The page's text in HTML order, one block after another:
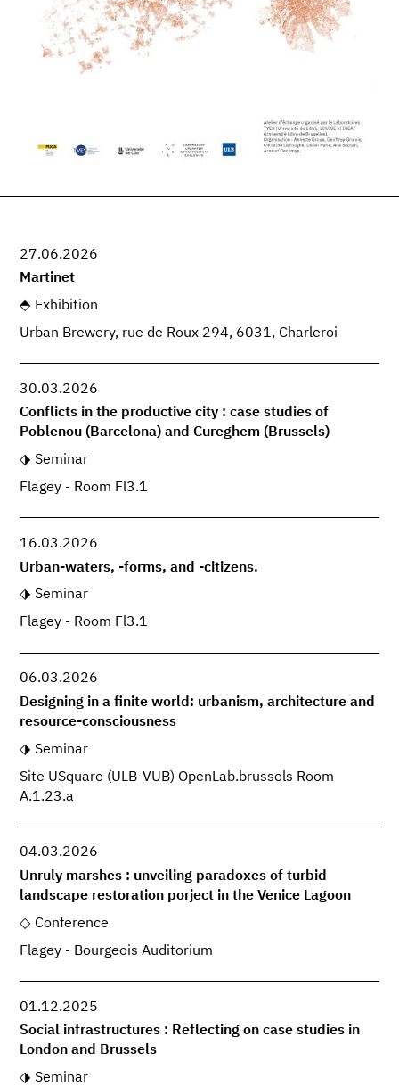
27.06.2026
Martinet
Exhibition
Urban Brewery, rue de Roux 294, 6031, Charleroi
30.03.2026
Conflicts in the productive city : case studies of
Poblenou (Barcelona) and Cureghem (Brussels)
Seminar
Flagey - Room Fl3.1
16.03.2026
Urban-waters, -forms, and -citizens.
Seminar
Flagey - Room Fl3.1
06.03.2026
Designing in a finite world: urbanism, architecture and
resource-consciousness
Seminar
Site USquare (ULB-VUB) OpenLab.brussels Room
A.1.23.a
04.03.2026
Unruly marshes : unveiling paradoxes of turbid
landscape restoration porject in the Venice Lagoon
Conference
Flagey - Bourgeois Auditorium
01.12.2025
Social infrastructures : Reflecting on case studies in
London and Brussels
Seminar